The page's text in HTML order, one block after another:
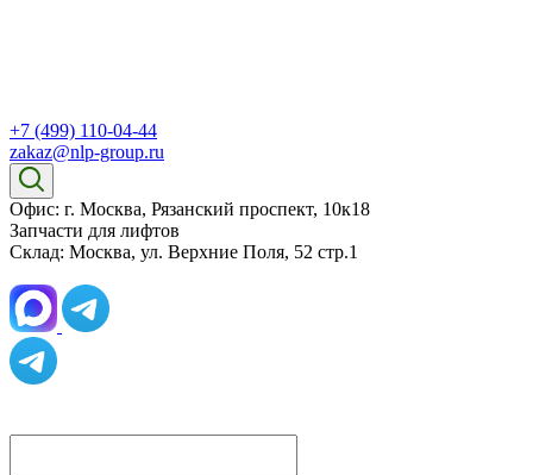
+7 (499) 110-04-44
zakaz@nlp-group.ru
Офис: г. Москва, Рязанский проспект, 10к18
Запчасти для лифтов
Склад: Москва, ул. Верхние Поля, 52 стр.1